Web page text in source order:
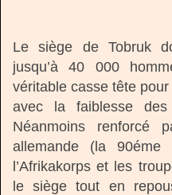
Le siège de Tobruk
jusqu’à 40 000
véritable casse tête
avec la faiblesse des
Néanmoins renforcé
allemande (la 90éme
l’Afrikakorps et les
le siège tout en